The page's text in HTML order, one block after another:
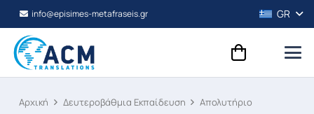
info@episimes-metafraseis.gr GR
Αρχική Δευτεροβάθμια Εκπαίδευση Απολυτήριο